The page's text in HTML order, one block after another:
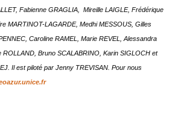
, Fabienne GRAGLIA, Mireille LAIGLE, Frédérique
MARTINOT-LAGARDE, Medhi MESSOUS, Gilles
, Caroline RAMEL, Marie REVEL,Alessandra
ROLLAND, Bruno SCALABRINO, Karin SIGLOCH et
. Il est piloté par Jenny TREVISAN. Pour nous